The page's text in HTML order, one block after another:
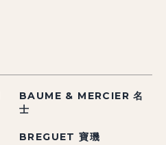
BAUME & MERCIER 名
士
BREGUET 寶璣